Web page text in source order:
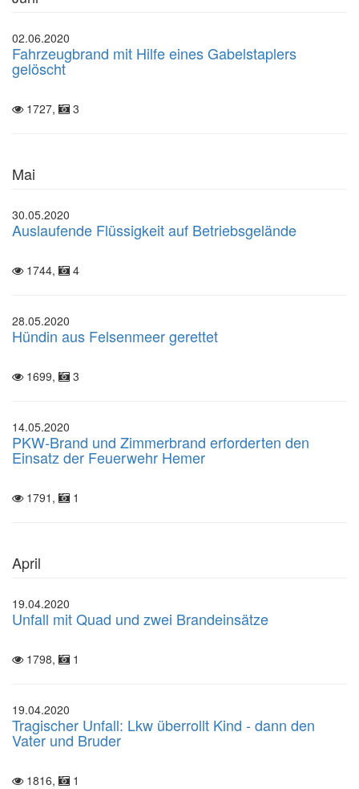
02.06.2020
Fahrzeugbrand mit Hilfe eines Gabelstaplers
gelöscht
1727, 3
Mai
30.05.2020
Auslaufende Flüssigkeit auf Betriebsgelände
1744, 4
28.05.2020
Hündin aus Felsenmeer gerettet
1699, 3
14.05.2020
PKW-Brand und Zimmerbrand erforderten den
Einsatz der Feuerwehr Hemer
1791, 1
April
19.04.2020
Unfall mit Quad und zwei Brandeinsätze
1798, 1
19.04.2020
Tragischer Unfall: Lkw überrollt Kind - dann den
Vater und Bruder
1816, 1